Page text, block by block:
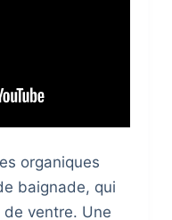
organiques
baignade, qui
ventre. Une